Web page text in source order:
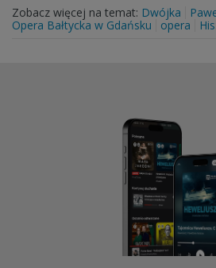
Zobacz więcej na temat: Dwójka
Opera Bałtycka w Gdańsku
opera